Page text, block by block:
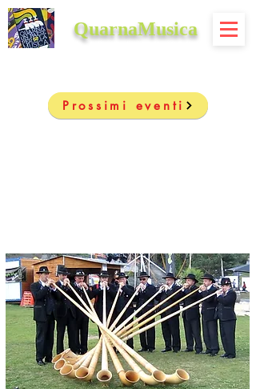
QuarnaMusica
Prossimi eventi